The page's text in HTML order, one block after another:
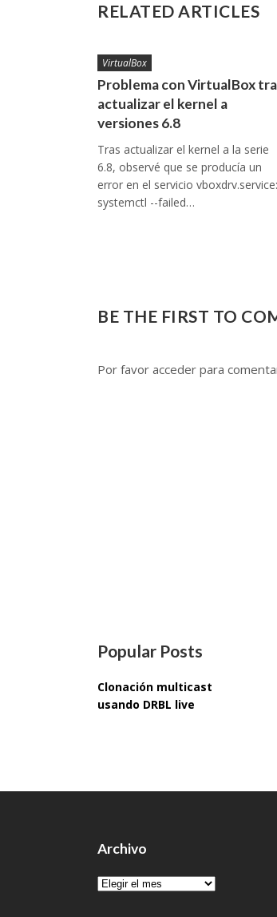
RELATED ARTICLES
VirtualBox
Problema con VirtualBox
actualizar el kernel a
versiones 6.8
Tras actualizar el kernel a la serie
6.8, observé que se producía un
error en el servicio vboxdrv.service:
systemctl --failed…
BE THE FIRST TO
Por favor acceder para
Popular Posts
Clonación multicast
usando DRBL live
Archivo
Archivo